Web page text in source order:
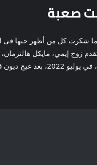
صعبة
شكرت كل من أظهر حبها في
زوج إيمي، مايكل